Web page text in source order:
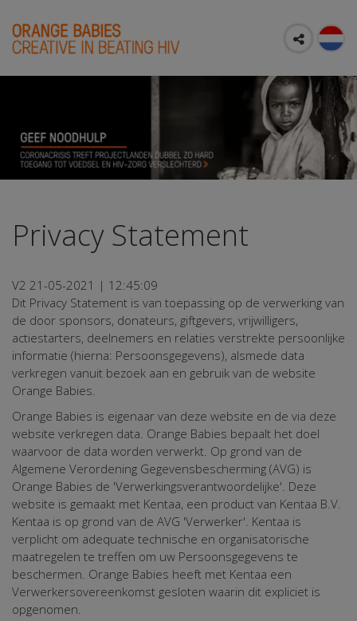
Privacy Statement
V2 21-05-2021 | 12:45:09
Dit Privacy Statement is van toepassing op de verwerking van
de door sponsors, donateurs, giftgevers, vrijwilligers,
actiestarters, deelnemers en relaties verstrekte persoonlijke
informatie (hierna: Persoonsgegevens), alsmede data
verkregen vanuit bezoek aan en gebruik van de website
Orange Babies.
Orange Babies is eigenaar van deze website en de via deze
website verkregen data. Orange Babies bepaalt het doel
waarvoor de data worden verwerkt. Op grond van de
Algemene Verordening Gegevensbescherming (AVG) is
Orange Babies de 'Verwerkingsverantwoordelijke'. Deze
website is gemaakt met Kentaa, een product van Kentaa B.V.
Kentaa is op grond van de AVG 'Verwerker'. Kentaa is
verplicht om adequate technische en organisatorische
maatregelen te treffen om uw Persoonsgegevens te
beschermen. Orange Babies heeft met Kentaa een
Verwerkersovereenkomst gesloten waarin dit expliciet is
opgenomen.